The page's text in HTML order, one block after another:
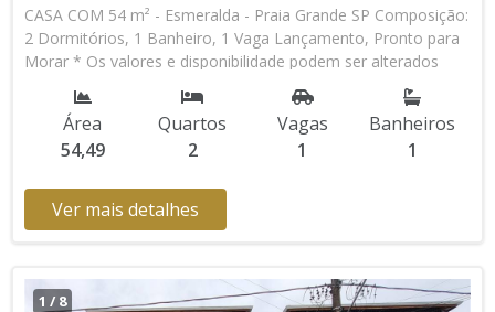
CASA COM 54 m² - Esmeralda - Praia Grande SP Composição:
2 Dormitórios, 1 Banheiro, 1 Vaga Lançamento, Pronto para
Morar * Os valores e disponibilidade podem ser alterados
sem prévio aviso. Favor verificar entrando em contato com
nossa equipe
Área
54,49
Quartos
2
Vagas
1
Banheiros
1
Ver mais detalhes
1 / 8